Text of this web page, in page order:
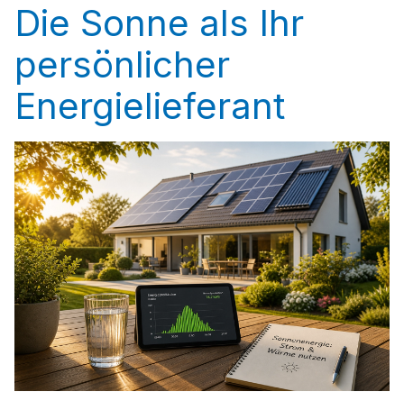
Die Sonne als Ihr
persönlicher
Energielieferant